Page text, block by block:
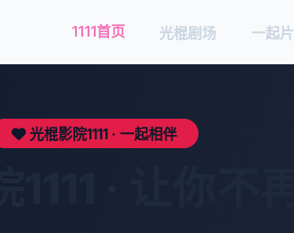
1111首页 光棍剧场 一起
光棍影院1111 · 一起相伴